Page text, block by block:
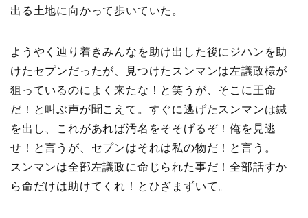
出る土地に向かって歩いていた。
ようやく辿り着きみんなを助け出した後にジハンを助
けたセプンだったが、見つけたスンマンは左議政様が
狙っているのによく来たな！と笑うが、そこに王命
だ！と叫ぶ声が聞こえて。すぐに逃げたスンマンは鍼
を出し、これがあれば汚名をそそげるぞ！俺を見逃
せ！と言うが、セプンはそれは私の物だ！と言う。
スンマンは全部左議政に命じられた事だ！全部話すか
ら命だけは助けてくれ！とひざまずいて。